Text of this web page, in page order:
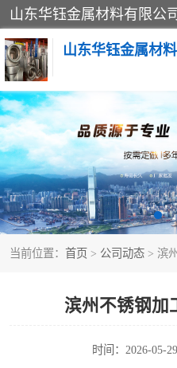
山东华钰金属材
当前位置： 首页 > 公司动态 > 滨
滨州不锈钢加
时间：2026-05-29
不锈钢管
管件标准件
不锈钢人孔
不锈钢角钢
不锈钢板